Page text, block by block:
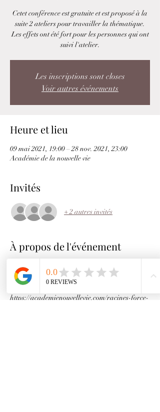
Cetet conférence est gratuite et est proposé à la
suite 2 ateliers pour travailler la thématique.
Les effets ont été fort pour les personnes qui ont
suivi l'atelier.
Les inscriptions sont closes
Voir autres événements
Heure et lieu
09 mai 2021, 19:00 – 28 nov. 2021, 23:00
Académie de la nouvelle vie
Invités
+ 2 autres invités
À propos de l'événement
Cette conférence est disponible en tous temps
sur le site internet de L'académie de la nouvelle
vie.
https://academienouvellevie.com/racines-force-